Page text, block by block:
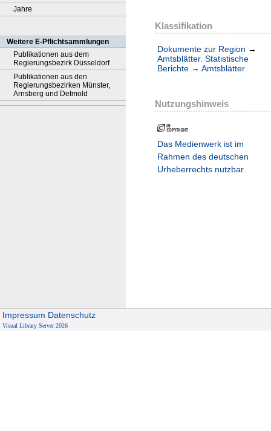
Jahre
Weitere E-Pflichtsammlungen
Publikationen aus dem
Regierungsbezirk Düsseldorf
Publikationen aus den
Regierungsbezirken Münster,
Arnsberg und Detmold
Klassifikation
Dokumente zur Region →
Amtsblätter. Statistische
Berichte → Amtsblätter
Nutzungshinweis
Das Medienwerk ist im
Rahmen des deutschen
Urheberrechts nutzbar.
Impressum Datenschutz
Visual Library Server 2026